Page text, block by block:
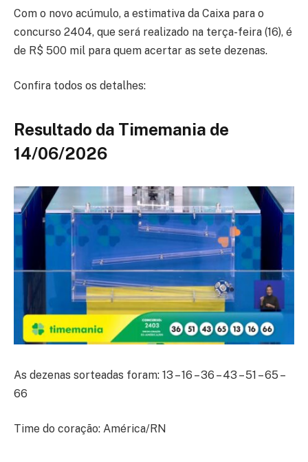
Com o novo acúmulo, a estimativa da Caixa para o
concurso 2404, que será realizado na terça-feira (16), é
de R$ 500 mil para quem acertar as sete dezenas.
Confira todos os detalhes:
Resultado da Timemania de
14/06/2026
As dezenas sorteadas foram: 13 – 16 – 36 – 43 – 51 – 65 –
66
Time do coração: América/RN